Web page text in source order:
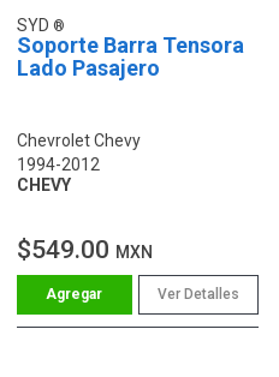
SYD
Soporte Barra Tensora
Lado Pasajero
Chevrolet Chevy
1994-2012
CHEVY
$549.00 MXN
Ver Detalles